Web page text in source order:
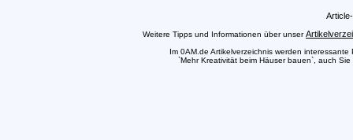
Weitere Tipps und Informationen über unser
Im 0AM.de Artikelverzeichnis werden
`Mehr Kreativität beim Häuser bauen`, auch